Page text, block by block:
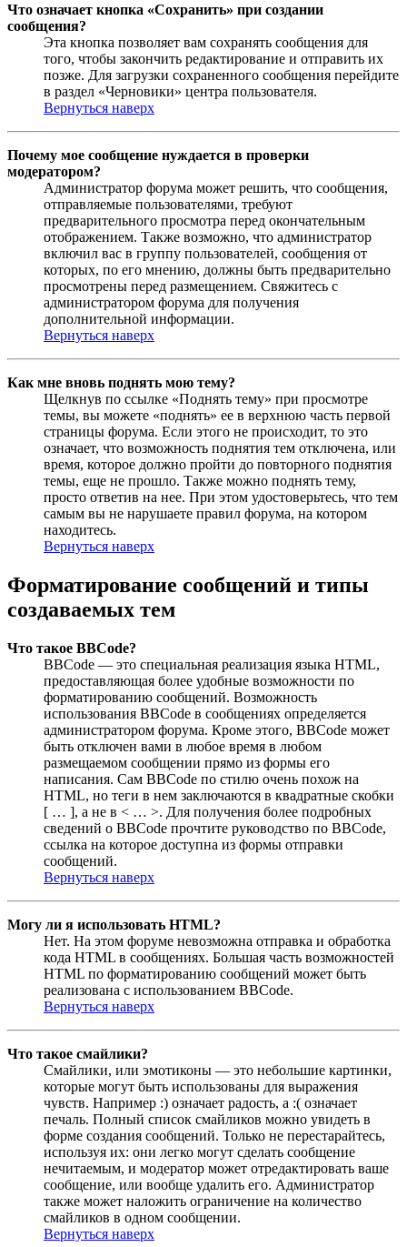
Что означает кнопка «Сохранить» при создании
сообщения?
Эта кнопка позволяет вам сохранять сообщения для
того, чтобы закончить редактирование и отправить их
позже. Для загрузки сохраненного сообщения перейдите
в раздел «Черновики» центра пользователя.
Вернуться наверх
Почему мое сообщение нуждается в проверки
модератором?
Администратор форума может решить, что сообщения,
отправляемые пользователями, требуют
предварительного просмотра перед окончательным
отображением. Также возможно, что администратор
включил вас в группу пользователей, сообщения от
которых, по его мнению, должны быть предварительно
просмотрены перед размещением. Свяжитесь с
администратором форума для получения
дополнительной информации.
Вернуться наверх
Как мне вновь поднять мою тему?
Щелкнув по ссылке «Поднять тему» при просмотре
темы, вы можете «поднять» ее в верхнюю часть первой
страницы форума. Если этого не происходит, то это
означает, что возможность поднятия тем отключена, или
время, которое должно пройти до повторного поднятия
темы, еще не прошло. Также можно поднять тему,
просто ответив на нее. При этом удостоверьтесь, что тем
самым вы не нарушаете правил форума, на котором
находитесь.
Вернуться наверх
Форматирование сообщений и типы
создаваемых тем
Что такое BBCode?
BBCode — это специальная реализация языка HTML,
предоставляющая более удобные возможности по
форматированию сообщений. Возможность
использования BBCode в сообщениях определяется
администратором форума. Кроме этого, BBCode может
быть отключен вами в любое время в любом
размещаемом сообщении прямо из формы его
написания. Сам BBCode по стилю очень похож на
HTML, но теги в нем заключаются в квадратные скобки
[ … ], а не в < … >. Для получения более подробных
сведений о BBCode прочтите руководство по BBCode,
ссылка на которое доступна из формы отправки
сообщений.
Вернуться наверх
Могу ли я использовать HTML?
Нет. На этом форуме невозможна отправка и обработка
кода HTML в сообщениях. Большая часть возможностей
HTML по форматированию сообщений может быть
реализована с использованием BBCode.
Вернуться наверх
Что такое смайлики?
Смайлики, или эмотиконы — это небольшие картинки,
которые могут быть использованы для выражения
чувств. Например :) означает радость, а :( означает
печаль. Полный список смайликов можно увидеть в
форме создания сообщений. Только не перестарайтесь,
используя их: они легко могут сделать сообщение
нечитаемым, и модератор может отредактировать ваше
сообщение, или вообще удалить его. Администратор
также может наложить ограничение на количество
смайликов в одном сообщении.
Вернуться наверх